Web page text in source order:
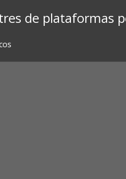
de plataformas